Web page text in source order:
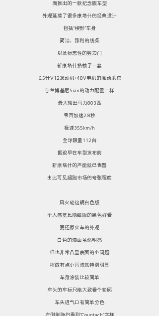
而推出的一款纪念版车型
外观延续了很多康塔什的经典设计
包括“楔形”车身
简洁、锋利的线条
以及标志性的剪刀门
新康塔什搭载了一套
6.5升V12发动机+48V电机的混动系统
与兰博基尼Sián的动力配置一样
最大输出马力803匹
零百加速2.8秒
极速355km/h
全球限量112台
据说早在车型发布前
新康塔什的产能就已售罄
由此可见超跑市场的夸张程度
风火轮这辆白色版
个人感觉比隐藏版的黑色好看
更还原实车的外观
白色的漆面虽然明亮
但也非常凸显表面的小问题
稍微有点小污渍就特别明显
车身涂装比较简单
车头的车标只能大致看个轮廓
车头进气口有简单分色
左侧能隐约看到“Countach”字样